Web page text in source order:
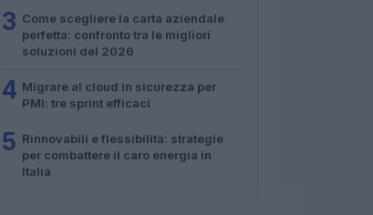
3 Come scegliere la carta aziendale
perfetta: confronto tra le migliori
soluzioni del 2026
4 Migrare al cloud in sicurezza per
PMI: tre sprint efficaci
5 Rinnovabili e flessibilità: strategie
per combattere il caro energia in
Italia